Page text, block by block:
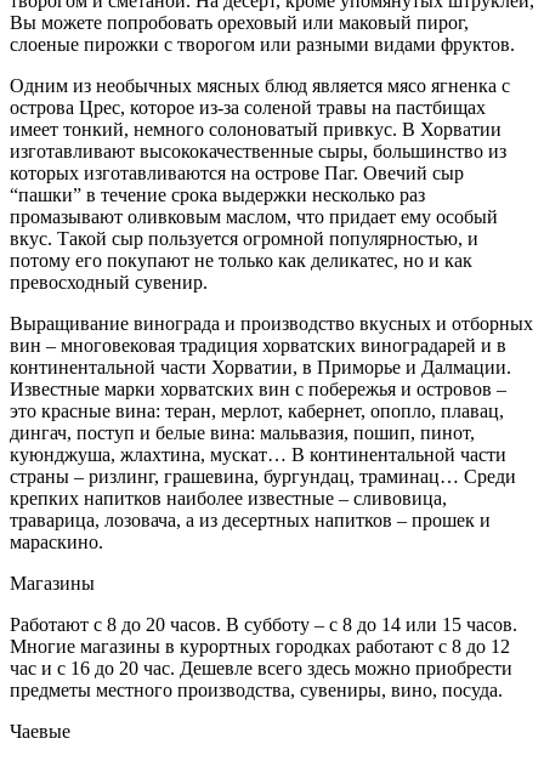
Вы можете попробовать ореховый или маковый пирог,
слоеные пирожки с творогом или разными видами фруктов.
Одним из необычных мясных блюд является мясо ягненка с
острова Црес, которое из-за соленой травы на пастбищах
имеет тонкий, немного солоноватый привкус. В Хорватии
изготавливают высококачественные сыры, большинство из
которых изготавливаются на острове Паг. Овечий сыр
“пашки” в течение срока выдержки несколько раз
промазывают оливковым маслом, что придает ему особый
вкус. Такой сыр пользуется огромной популярностью, и
потому его покупают не только как деликатес, но и как
превосходный сувенир.
Выращивание винограда и производство вкусных и отборных
вин – многовековая традиция хорватских виноградарей и в
континентальной части Хорватии, в Приморье и Далмации.
Известные марки хорватских вин с побережья и островов –
это красные вина: теран, мерлот, кабернет, опопло, плавац,
дингач, поступ и белые вина: мальвазия, пошип, пинот,
куюнджуша, жлахтина, мускат… В континентальной части
страны – ризлинг, грашевина, бургундац, траминац… Среди
крепких напитков наиболее известные – сливовица,
траварица, лозовача, а из десертных напитков – прошек и
мараскино.
Магазины
Работают с 8 до 20 часов. В субботу – с 8 до 14 или 15 часов.
Многие магазины в курортных городках работают с 8 до 12
час и с 16 до 20 час. Дешевле всего здесь можно приобрести
предметы местного производства, сувениры, вино, посуда.
Чаевые